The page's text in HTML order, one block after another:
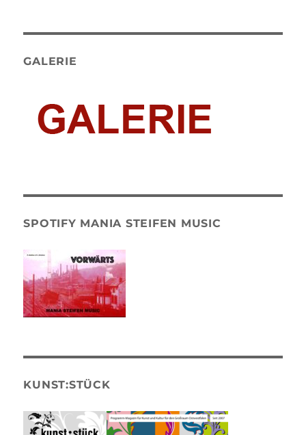
GALERIE
SPOTIFY MANIA STEIFEN MUSIC
KUNST:STÜCK